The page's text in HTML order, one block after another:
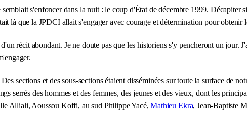
s'enfoncer dans la nuit : le coup d'État de décembre 1999.
là que la JPDCI allait s'engager avec courage et détermination pour obtenir
récit abondant. Je ne doute pas que les historiens s'y pencheront un
sections et des sous-sections étaient disséminées sur toute la surface de
serrés des hommes et des femmes, des jeunes et des vieux, dont les
Alliali, Aoussou Koffi, au sud Philippe Yacé,Mathieu Ekra, Jean-Baptiste